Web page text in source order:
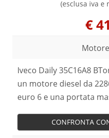
(esclusa iva e
€
Iveco Daily 35C16A8
un motore diesel da
euro 6 e una portata
CONFRONTA